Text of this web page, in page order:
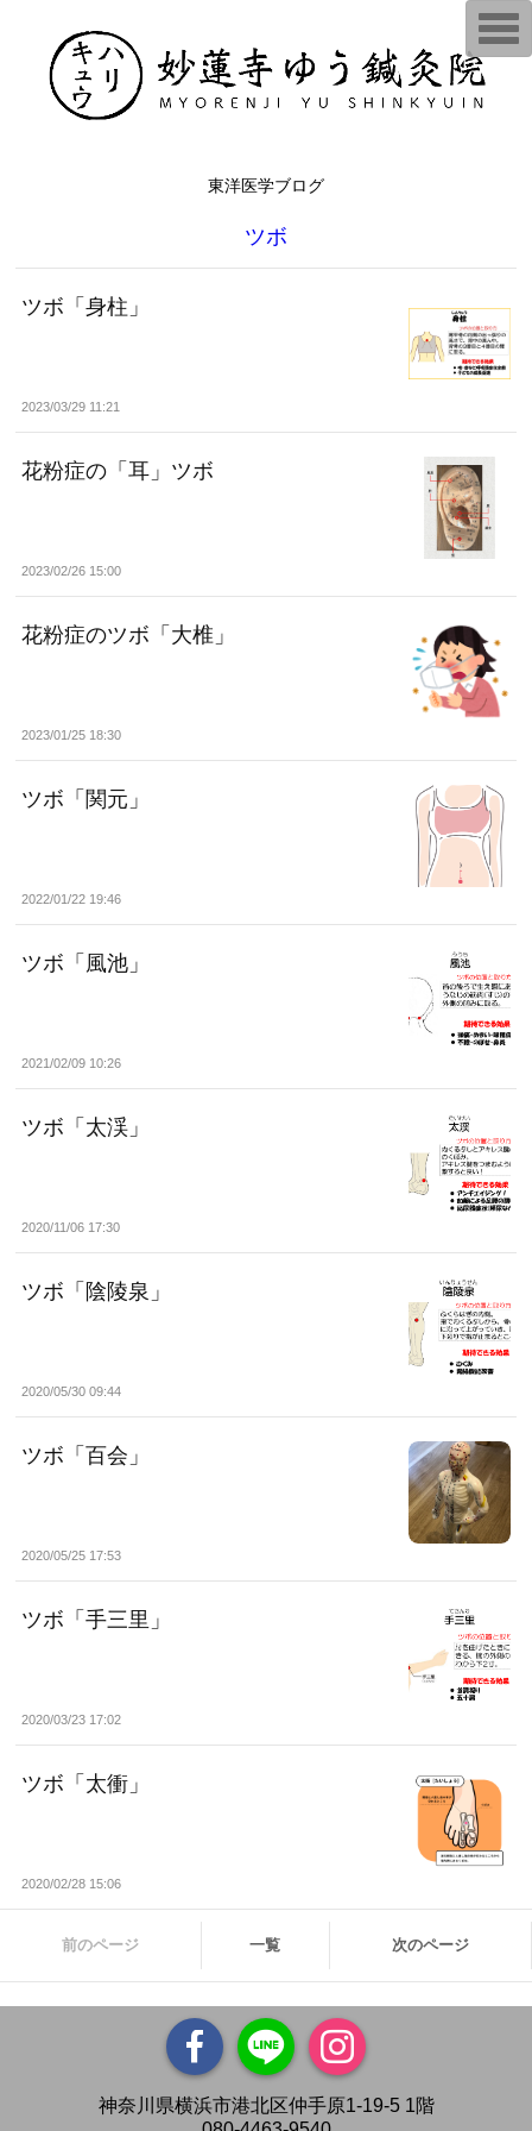
東洋医学ブログ
ツボ
ツボ「身柱」
2023/03/29 11:21
花粉症の「耳」ツボ
2023/02/26 15:00
花粉症のツボ「大椎」
2023/01/25 18:30
ツボ「関元」
2022/01/22 19:46
ツボ「風池」
2021/02/09 10:26
ツボ「太渓」
2020/11/06 17:30
ツボ「陰陵泉」
2020/05/30 09:44
ツボ「百会」
2020/05/25 17:53
ツボ「手三里」
2020/03/23 17:02
ツボ「太衝」
2020/02/28 15:06
前のページ 一覧 次のページ
T
o
g
o
神奈川県横浜市港北区仲手原1-19-5 1階